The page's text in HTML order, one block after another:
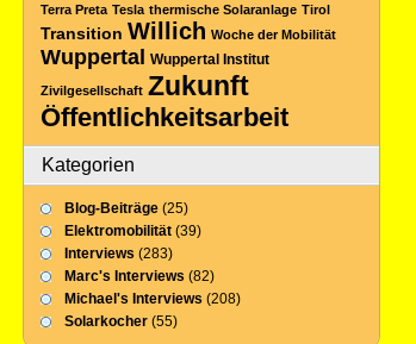
Terra Preta Tesla thermische Solaranlage Tirol
Transition Willich Woche der Mobilität
Wuppertal Wuppertal Institut
Zivilgesellschaft Zukunft
Öffentlichkeitsarbeit
Kategorien
Blog-Beiträge (25)
Elektromobilität (39)
Interviews (283)
Marc's Interviews (82)
Michael's Interviews (208)
Solarkocher (55)